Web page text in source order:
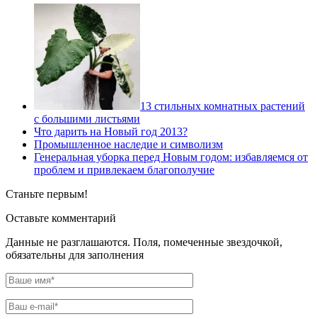
13 стильных комнатных растений
с большими листьями
Что дарить на Новый год 2013?
Промышленное наследие и символизм
Генеральная уборка перед Новым годом: избавляемся от
проблем и привлекаем благополучие
Станьте первым!
Оставьте комментарий
Данные не разглашаются. Поля, помеченные звездочкой,
обязательны для заполнения